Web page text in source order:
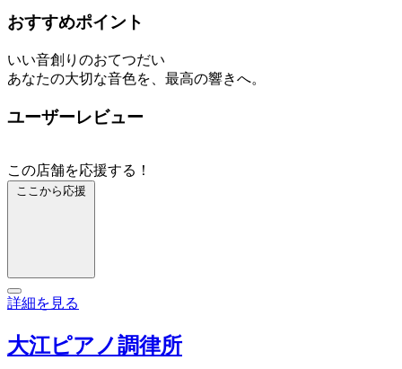
おすすめポイント
いい音創りのおてつだい
あなたの大切な音色を、最高の響きへ。
ユーザーレビュー
この店舗を応援する！
ここから応援
詳細を見る
大江ピアノ調律所